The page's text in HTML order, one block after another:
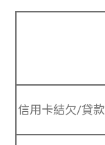
信用卡結欠/貸款